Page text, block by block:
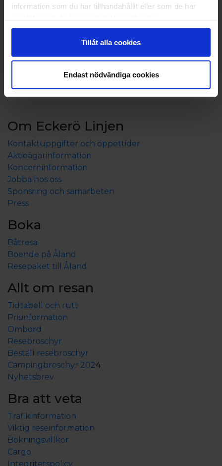
information som du har tillhandahållit eller som de har
Tillåt alla cookies
Endast nödvändiga cookies
Badrum med dusch, WC och hårtork
Om Eckerö Linjen
Kontaktuppgifter och öppettider
Aktieägarinformation
Koncerninformation
Jobba hos oss
Sponsring och samarbeten
Press
Boka
Båtresa
Boende på Åland
Resepaket till Åland
Allt om resan
Tidtabell och rutt
Prisinformation
Ombord
Resebroschyr
Beställ resebroschyr
Campingbroschyr 2024
Nyhetsbrev
Bra att veta
Trafikinformation
Viktig reseinformation
Bokningsvillkor
Cargo
Integritetspolicy